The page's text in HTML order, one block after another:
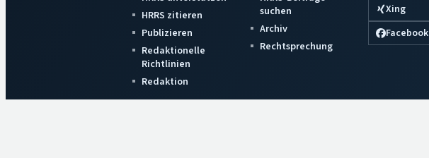
HRRS zitieren
Publizieren
Redaktionelle
Richtlinien
Redaktion
suchen
Archiv
Rechtsprechung
Xing
Facebook